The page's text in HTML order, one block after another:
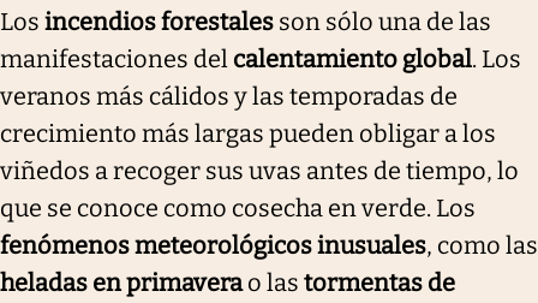
Los incendios forestales son sólo una de las
manifestaciones del calentamiento global. Los
veranos más cálidos y las temporadas de
crecimiento más largas pueden obligar a los
viñedos a recoger sus uvas antes de tiempo, lo
que se conoce como cosecha en verde. Los
fenómenos meteorológicos inusuales, como las
heladas en primaverao las tormentas de